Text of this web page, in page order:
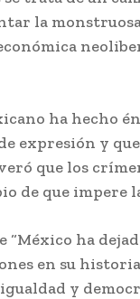
la
ha hecho
expresión y
que los
de que impere
“México ha
en su
y